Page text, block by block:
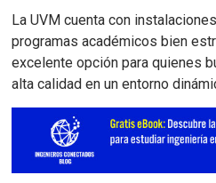
La UVM cuenta con
programas académicos bien
excelente opción para quienes
alta calidad en un entorno